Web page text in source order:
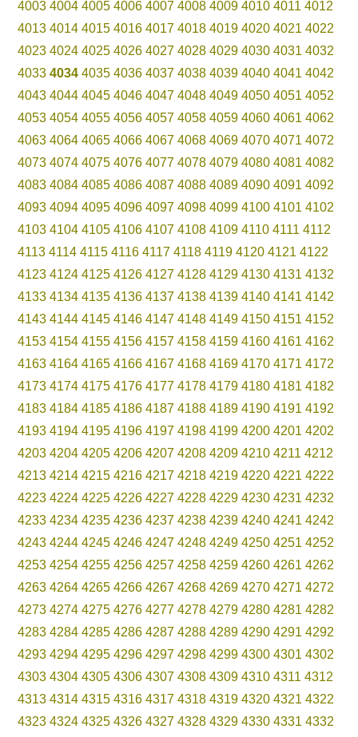
4003 4004 4005 4006 4007 4008 4009 4010 4011 4012
4013 4014 4015 4016 4017 4018 4019 4020 4021 4022
4023 4024 4025 4026 4027 4028 4029 4030 4031 4032
4033 4034 4035 4036 4037 4038 4039 4040 4041 4042
4043 4044 4045 4046 4047 4048 4049 4050 4051 4052
4053 4054 4055 4056 4057 4058 4059 4060 4061 4062
4063 4064 4065 4066 4067 4068 4069 4070 4071 4072
4073 4074 4075 4076 4077 4078 4079 4080 4081 4082
4083 4084 4085 4086 4087 4088 4089 4090 4091 4092
4093 4094 4095 4096 4097 4098 4099 4100 4101 4102
4103 4104 4105 4106 4107 4108 4109 4110 4111 4112
4113 4114 4115 4116 4117 4118 4119 4120 4121 4122
4123 4124 4125 4126 4127 4128 4129 4130 4131 4132
4133 4134 4135 4136 4137 4138 4139 4140 4141 4142
4143 4144 4145 4146 4147 4148 4149 4150 4151 4152
4153 4154 4155 4156 4157 4158 4159 4160 4161 4162
4163 4164 4165 4166 4167 4168 4169 4170 4171 4172
4173 4174 4175 4176 4177 4178 4179 4180 4181 4182
4183 4184 4185 4186 4187 4188 4189 4190 4191 4192
4193 4194 4195 4196 4197 4198 4199 4200 4201 4202
4203 4204 4205 4206 4207 4208 4209 4210 4211 4212
4213 4214 4215 4216 4217 4218 4219 4220 4221 4222
4223 4224 4225 4226 4227 4228 4229 4230 4231 4232
4233 4234 4235 4236 4237 4238 4239 4240 4241 4242
4243 4244 4245 4246 4247 4248 4249 4250 4251 4252
4253 4254 4255 4256 4257 4258 4259 4260 4261 4262
4263 4264 4265 4266 4267 4268 4269 4270 4271 4272
4273 4274 4275 4276 4277 4278 4279 4280 4281 4282
4283 4284 4285 4286 4287 4288 4289 4290 4291 4292
4293 4294 4295 4296 4297 4298 4299 4300 4301 4302
4303 4304 4305 4306 4307 4308 4309 4310 4311 4312
4313 4314 4315 4316 4317 4318 4319 4320 4321 4322
4323 4324 4325 4326 4327 4328 4329 4330 4331 4332